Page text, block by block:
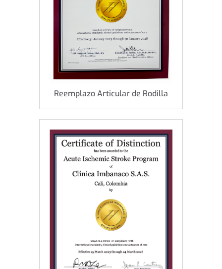
Reemplazo Articular de Rodilla